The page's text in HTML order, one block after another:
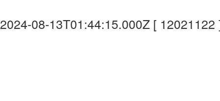
2024-08-13T01:44:15.000Z [ 12021122